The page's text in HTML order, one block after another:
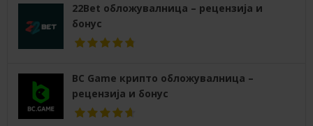
22Bet обложувалница – рецензија и
бонус
BC Game крипто обложувалница –
рецензија и бонус